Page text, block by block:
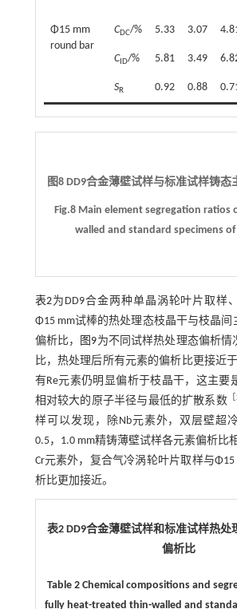
Φ15 mm
round bar
CDC/% 5.33 3.07
CID/% 5.81 3.49
SR 0.92 0.88
图8 DD9合金薄壁试样与标准试样铸态
Fig.8 Main element segregation ratios
walled and standard specimens of
表2为DD9合金两种单晶涡轮叶片取样
Φ15 mm试棒的热处理态枝晶干与枝晶间
偏析比，
图9为不同试样热处理态偏析情
比，热处理后所有元素的偏析比更接近
有Re元素仍明显偏析于枝晶干，这主要
相对较大的原子半径与最低的扩散系数［
样可以发现，除Nb元素外，双层壁超
0.5，1.0 mm精铸薄壁试样各元素偏析比
Cr元素外，复合气冷涡轮叶片取样与Φ15
析比更加接近。
表2 DD9合金薄壁试样和标准试样热处
偏析比
Table 2 Chemical compositions and
fully heat-treated thin-walled and